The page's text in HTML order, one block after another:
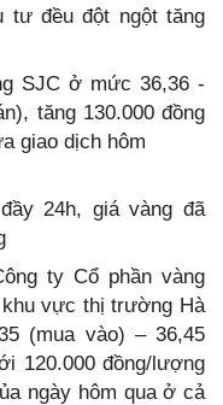
đều đột ngột tăng
SJC ở mức 36,36 -
tăng 130.000 đồng
giao dịch hôm
24h, giá vàng đã
ty Cổ phần vàng
vực thị trường Hà
(mua vào) – 36,45
120.000 đồng/lượng
ngày hôm qua ở cả